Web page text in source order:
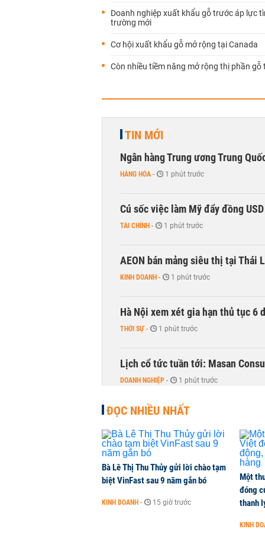
Doanh nghiệp xuất khẩu gỗ trước áp lực
trường mới
Cơ hội xuất khẩu gỗ mở rộng tại Canada
Còn nhiều tiềm năng mở rộng thị phần gỗ
TIN MỚI
Ngân hàng Trung ương Trung
HÀNG HÓA - 1 phút trước
Cú sốc việc làm Mỹ đẩy đồng
TÀI CHÍNH - 1 phút trước
AEON bán mảng siêu thị tại Thái
KINH DOANH - 1 phút trước
Hà Nội xem xét gia hạn thủ tục 6
THỜI SỰ - 1 phút trước
Lịch cổ tức tuần tới: Masan
DOANH NGHIỆP - 1 phút trước
TOP 10 ngân hàng lãi lớn nhất từ
Vietcombank quán quân, ACB
TÀI CHÍNH - 1 phút trước
Vì sao bỗng dưng đứng tên doanh
Thuế mới của Mỹ tạo thêm sức
ĐỌC NHIỀU NHẤT
Bà Lê Thị Thu Thủy gửi lời chào tạm
biệt VinFast sau 9 năm gắn bó
KINH DOANH - 15 giờ trước
Một
đóng
thanh
KINH